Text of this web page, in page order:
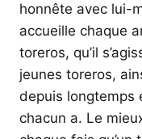
honnête avec lui-
accueille chaque
toreros, qu’il
jeunes toreros,
depuis longtemps
chacun a. Le